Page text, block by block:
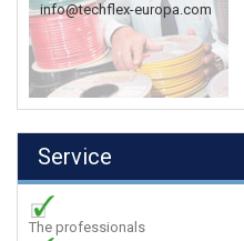
info@techflex-europa.com
Service
The professionals